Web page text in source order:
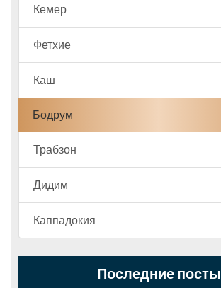
Кемер
Фетхие
Каш
Бодрум
Трабзон
Дидим
Каппадокия
Последние посты